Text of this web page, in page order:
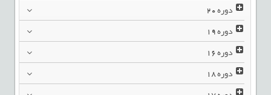
دوره20
دوره19
دوره16
دوره18